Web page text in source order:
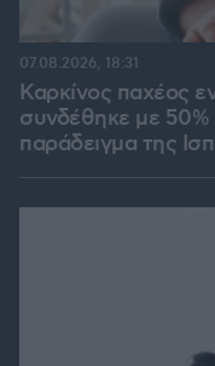
Καρκίνος παχέος
συνδέθηκε με 50%
παράδειγμα της
07.08.2026, 18:31